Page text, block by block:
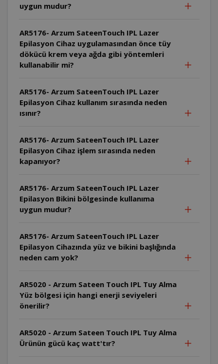
uygun mudur?
AR5176- Arzum SateenTouch IPL Lazer
Epilasyon Cihaz uygulamasından önce tüy
dökücü krem veya ağda gibi yöntemleri
kullanabilir mi?
AR5176- Arzum SateenTouch IPL Lazer
Epilasyon Cihaz kullanım sırasında neden
ısınır?
AR5176- Arzum SateenTouch IPL Lazer
Epilasyon Cihaz işlem sırasında neden
kapanıyor?
AR5176- Arzum SateenTouch IPL Lazer
Epilasyon Bikini bölgesinde kullanıma
uygun mudur?
AR5176- Arzum SateenTouch IPL Lazer
Epilasyon Cihazında yüz ve bikini başlığında
neden cam yok?
AR5020 - Arzum Sateen Touch IPL Tuy Alma
Yüz bölgesi için hangi enerji seviyeleri
önerilir?
AR5020 - Arzum Sateen Touch IPL Tuy Alma
Ürünün gücü kaç watt'tır?